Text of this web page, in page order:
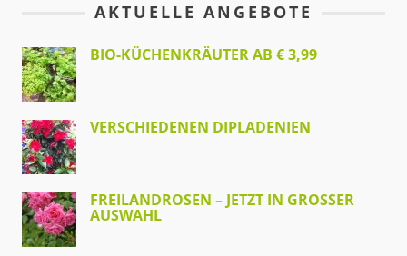
AKTUELLE ANGEBOTE
BIO-KÜCHENKRÄUTER AB € 3,99
VERSCHIEDENEN DIPLADENIEN
FREILANDROSEN – JETZT IN GROSSER A
USWAHL